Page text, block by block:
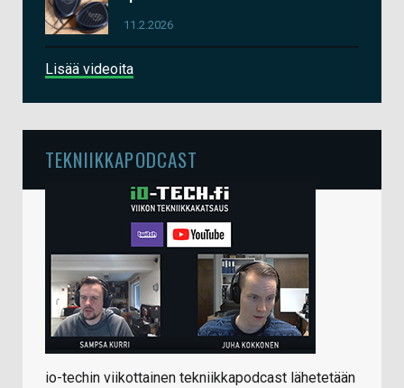
11.2.2026
Lisää videoita
TEKNIIKKAPODCAST
io-techin viikottainen tekniikkapodcast lähetetään